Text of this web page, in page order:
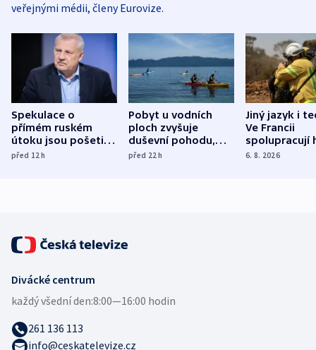
veřejnými médii, členy Eurovize.
Spekulace o
přímém ruském
útoku jsou pošetilé,
míní estonský
před 12h
Pobyt u vodních
ploch zvyšuje
duševní pohodu,
ukázala
před 22h
Jiný jazyk i
Ve Francii
spolupracují
různých zemí
6. 8. 2026
Divácké centrum
každý všední den:8:00—16:00 hodin
261 136 113
info@ceskatelevize.cz